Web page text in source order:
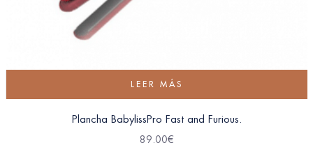
LEER MÁS
Plancha BabylissPro Fast and Furious.
89.00€